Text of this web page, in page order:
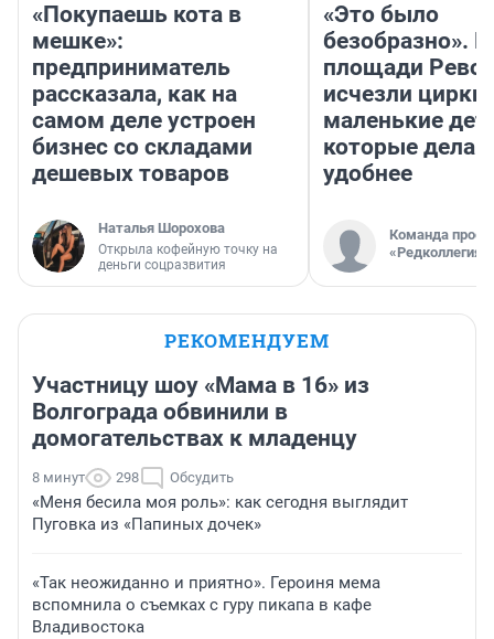
«Покупаешь кота в
мешке»:
предприниматель
рассказала, как на
самом деле устроен
бизнес со складами
дешевых товаров
Наталья Шорохова
Открыла кофейную точку на
деньги соцразвития
«Это было
безобразно».
площади
исчезли цирки
маленькие
которые
удобнее
Команда
«Редколлегия»
РЕКОМЕНДУЕМ
Участницу шоу «Мама в 16» из
Волгограда обвинили в
домогательствах к младенцу
8 минут 298 Обсудить
«Меня бесила моя роль»: как сегодня выглядит
Пуговка из «Папиных дочек»
«Так неожиданно и приятно». Героиня мема
вспомнила о съемках с гуру пикапа в кафе
Владивостока